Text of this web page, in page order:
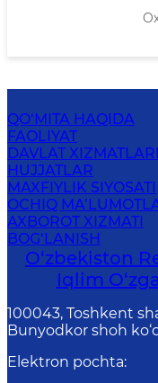
QO‘MITA HAQIDA
FAOLIYAT
DAVLAT XIZMATLARI
HUJJATLAR
MAXFIYLIK SIYOSATI
OCHIQ
AXBOROT XIZMATI
BOG‘LANISH
O‘zbekiston
Iqlim
100043, Toshkent
Bunyodkor shoh
Elektron pochta: